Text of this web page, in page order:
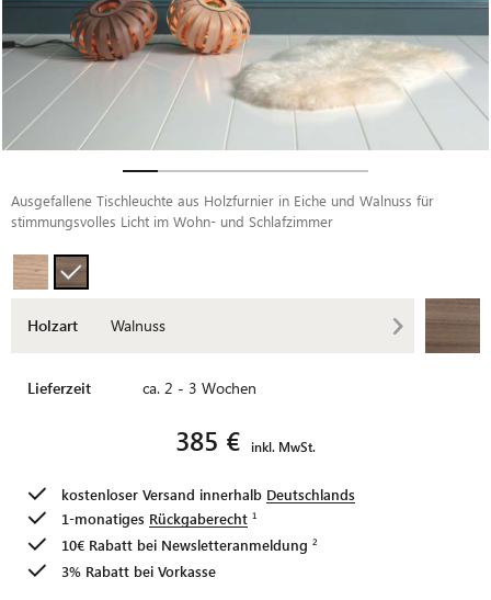
Ausgefallene Tischleuchte aus Holzfurnier in Eiche und Walnuss für
stimmungsvolles Licht im Wohn- und Schlafzimmer
Holzart Walnuss
Lieferzeit ca. 2 - 3 Wochen
385 € inkl. MwSt.
kostenloser Versand innerhalb Deutschlands
1-monatiges Rückgaberecht
10€ Rabatt bei Newsletteranmeldung
3% Rabatt bei Vorkasse